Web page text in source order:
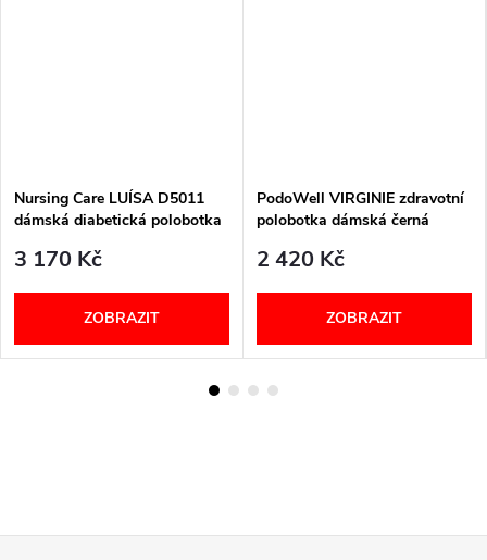
Nursing Care LUÍSA D5011
dámská diabetická polobotka
3 170 Kč
ZOBRAZIT
PodoWell VIRGINIE zdravotní
polobotka dámská černá
2 420 Kč
ZOBRAZIT